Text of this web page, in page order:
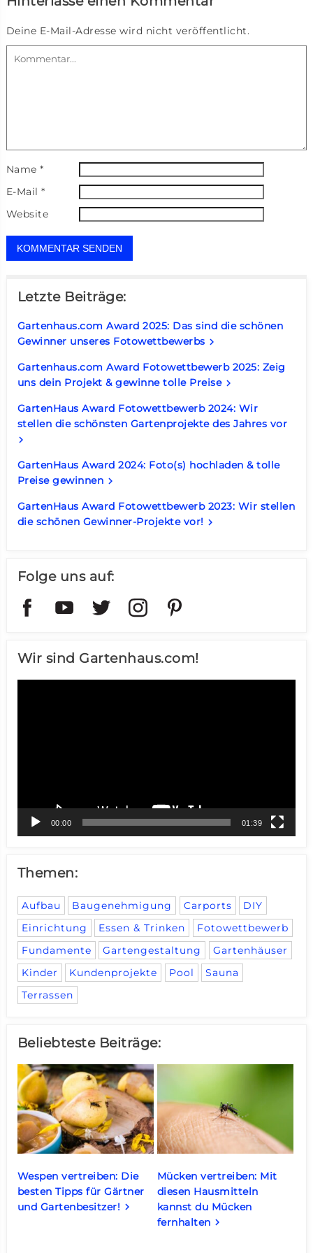
Deine E-Mail-Adresse wird nicht veröffentlicht.
Name*
E-Mail*
Website
Letzte Beiträge:
Gartenhaus.com Award 2025: Das sind die schönen
Gewinner unseres Fotowettbewerbs keyboard_arrow_right
Gartenhaus.com Award Fotowettbewerb 2025: Zeig
uns dein Projekt & gewinne tolle Preisekeyboard_arrow_right
GartenHaus Award Fotowettbewerb 2024: Wir
stellen die schönsten Gartenprojekte des Jahres vor
keyboard_arrow_right
GartenHaus Award 2024: Foto(s) hochladen & tolle
Preise gewinnen keyboard_arrow_right
GartenHaus Award Fotowettbewerb 2023: Wir stellen
die schönen Gewinner-Projekte vor! keyboard_arrow_right
Folge uns auf:
Wir sind Gartenhaus.com!
00:00 01:39
Themen:
Aufbau Baugenehmigung Carports
DIY
Einrichtung
Essen & Trinken
Fotowettbewerb
Fundamente
Gartengestaltung
Gartenhäuser
Kinder
Kundenprojekte Pool
Sauna
Terrassen
Beliebteste Beiträge:
Wespen vertreiben: Die
besten Tipps für Gärtner
und Gartenbesitzer! keyboard_arrow_right
Mücken vertreiben: Mit
diesen Hausmitteln
kannst du Mücken
fernhalten keyboard_arrow_right